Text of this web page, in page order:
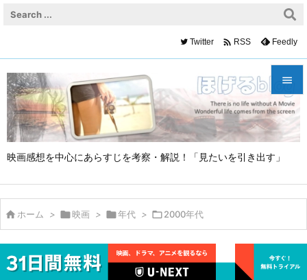
映画感想を中心にあらすじを考察・解説！「見たいを引き出す」


メニュ

サイド
次へ
検索
Twitter  RSS Feedly
 ホーム > 映画 > 年代 > 2000年代